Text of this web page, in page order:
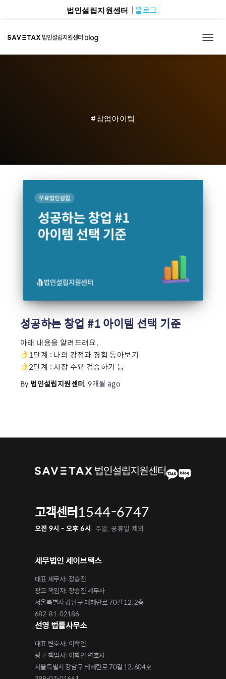
법인설립지원센터 블로그
#창업아이템
성공하는 창업 #1 아이템 선택 기준
아래 내용을 알려드려요.
1단계 : 나의 강점과 경험 동아보기
2단계 : 시장 수요 검증하기 등
By 법인설립지원센터,9개월 ago
고객센터1544-6747
오전 9시 - 오후 6시 주말, 공휴일 제외
세무법인 세이브택스
대표 세무사: 장승진
광고 책임자: 장승진 세무사
서울특별시 강남구 테헤란로 70길 12, 2층
682-81-02186
선영 법률사무소
대표 변호사: 이학인
광고 책임자: 이학인 변호사
서울특별시 강남구 테헤란로 70길 12, 604호